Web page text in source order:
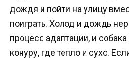
дождя и пойти на улицу
поиграть. Холод и дождь
процесс адаптации, и
конуру, где тепло и сухо.